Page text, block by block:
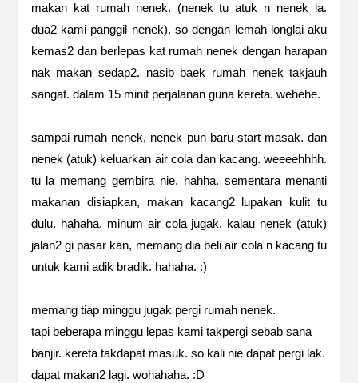
makan kat rumah nenek. (nenek tu atuk n nenek la.
dua2 kami panggil nenek). so dengan lemah longlai aku
kemas2 dan berlepas kat rumah nenek dengan harapan
nak makan sedap2. nasib baek rumah nenek takjauh
sangat. dalam 15 minit perjalanan guna kereta. wehehe.
sampai rumah nenek, nenek pun baru start masak. dan
nenek (atuk) keluarkan air cola dan kacang. weeeehhhh.
tu la memang gembira nie. hahha. sementara menanti
makanan disiapkan, makan kacang2 lupakan kulit tu
dulu. hahaha. minum air cola jugak. kalau nenek (atuk)
jalan2 gi pasar kan, memang dia beli air cola n kacang tu
untuk kami adik bradik. hahaha. :)
memang tiap minggu jugak pergi rumah nenek.
tapi beberapa minggu lepas kami takpergi sebab sana
banjir. kereta takdapat masuk. so kali nie dapat pergi lak.
dapat makan2 lagi. wohahaha. :D